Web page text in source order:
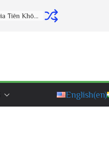
Có Nên Treo Tranh Phật Trên Bàn Thờ Gia Tiên Không? Làm Cách Này Phước Đức Vô Lượng
English(en)